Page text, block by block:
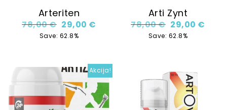
Arteriten
78,00€ Original price was: 78,00 €.
29,00 € Current price is: 29,00 €.
Save: 62.8%
Arti Zynt
78,00€ Original
29,00 €
Save: 62.8%
Akcija!